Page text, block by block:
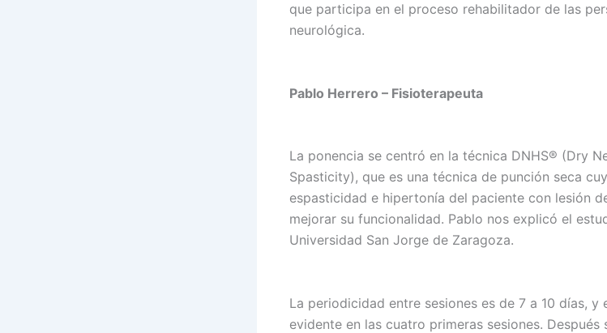
que participa en el proceso rehabilitador de las
neurológica.
Pablo Herrero – Fisioterapeuta
La ponencia se centró en la técnica DNHS® (Dry
Spasticity), que es una técnica de punción seca
espasticidad e hipertonía del paciente con lesión
mejorar su funcionalidad. Pablo nos explicó el
Universidad San Jorge de Zaragoza.
La periodicidad entre sesiones es de 7 a 10 días, y
evidente en las cuatro primeras sesiones. Después